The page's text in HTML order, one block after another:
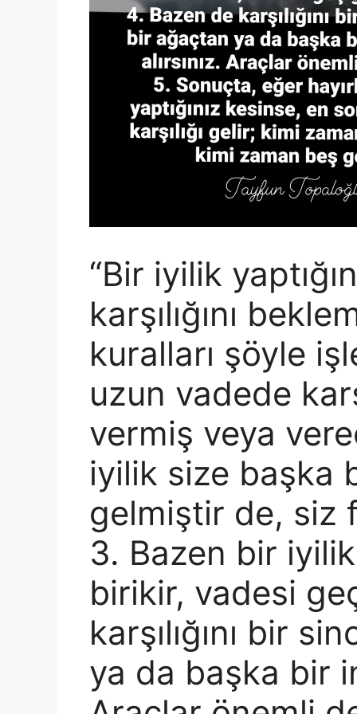
“Bir iyilik
karşılığını
kuralları şöyle
uzun vadede
vermiş veya
iyilik size başka
gelmiştir de, siz
3. Bazen bir
birikir, vadesi
karşılığını bir
ya da başka bir